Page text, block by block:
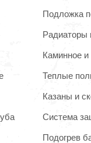
Подложка
Радиаторы
Каминное и
Теплые
Казаны и
Система
Подогрев